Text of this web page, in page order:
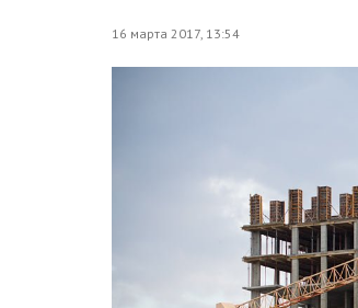
16 марта 2017, 13:54